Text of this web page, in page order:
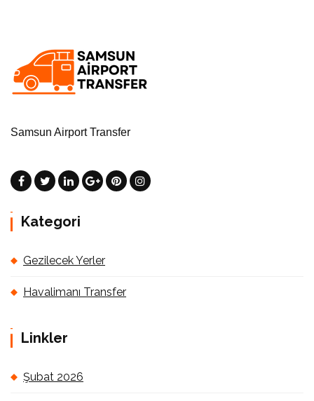
Samsun Airport Transfer
Kategori
Gezilecek Yerler
Havalimanı Transfer
Linkler
Şubat 2026